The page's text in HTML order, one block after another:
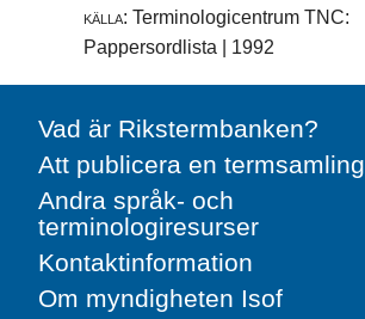
källa: Terminologicentrum TNC:
Pappersordlista | 1992
Vad är Rikstermbanken?
Att publicera en termsamling
Andra språk- och
terminologiresurser
Kontaktinformation
Om myndigheten Isof